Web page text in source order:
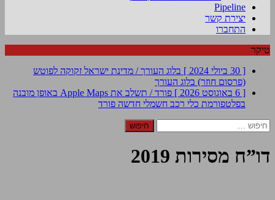
Pipeline
יצירת קשר
התחברו
טיקר
[ 30 ביולי 2024 ]
בלוג העורך / מדינת ישראל זקוקה לפוטש
(פרסום חוזר) בלוג העורך
[ 6 באוגוסט 2026 ]
פורד / תשלב את Apple Maps באופן מובנה
בפלטפורמת כלי רכב חשמלי חדשה פורד
חיפוש:
דו”ח מסירות 2019